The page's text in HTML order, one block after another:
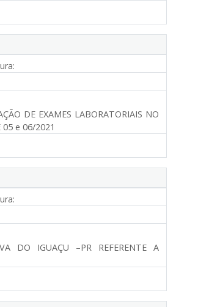
DE EXAMES LABORATORIAIS NO
05 e 06/2021
DO IGUAÇU –PR REFERENTE A